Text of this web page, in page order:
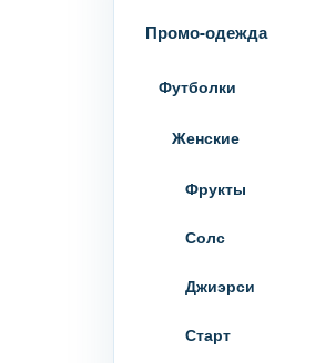
Промо-одежда
Футболки
Женские
Фрукты
Солс
Джиэрси
Старт